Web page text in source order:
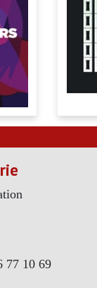
77 10 69